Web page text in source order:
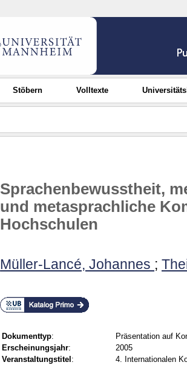
Stöbern Volltexte
Sprachenbewusstheit,
und metasprachliche
Hochschulen
Müller-Lancé, Johannes ;
Dokumenttyp:
Präsentation auf
Erscheinungsjahr:
2005
Veranstaltungstitel :
4. Internationalen